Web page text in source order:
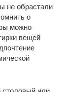
не обрастали
о
можно
вещей